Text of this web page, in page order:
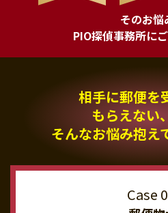
そのお悩
PIO探偵事務所に
相手に郵便を
もらえない
そんなお悩み抱え